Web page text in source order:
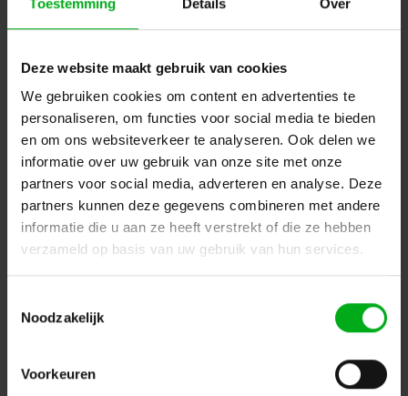
Deze website maakt gebruik van cookies
We gebruiken cookies om content en advertenties te
personaliseren, om functies voor social media te bieden
en om ons websiteverkeer te analyseren. Ook delen we
informatie over uw gebruik van onze site met onze
partners voor social media, adverteren en analyse. Deze
partners kunnen deze gegevens combineren met andere
informatie die u aan ze heeft verstrekt of die ze hebben
verzameld op basis van uw gebruik van hun services.
Noodzakelijk
Voorkeuren
Terugblik: Prolight + Sound
Podiumtechniek bezocht Prolight
+ Sound 2025 en sprak met
en HOF over actuele innovaties in
licht, rigging en sturing. Van
retrofits: het beursbezoek leverde